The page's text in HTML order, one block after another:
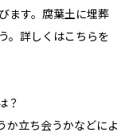
ます。腐葉土に埋葬
。詳しくはこちらを
？
か立ち会うかなどによ